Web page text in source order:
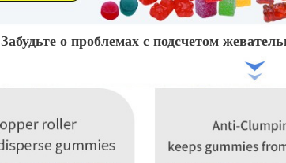
Забудьте о проблемах с подсчетом